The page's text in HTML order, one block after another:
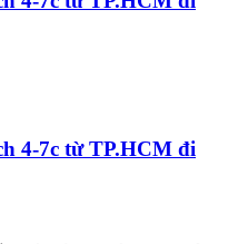
4-7c từ TP.HCM đi